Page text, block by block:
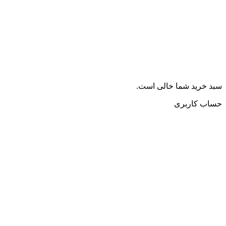
سبد خرید شما خالی است.
حساب کاربری